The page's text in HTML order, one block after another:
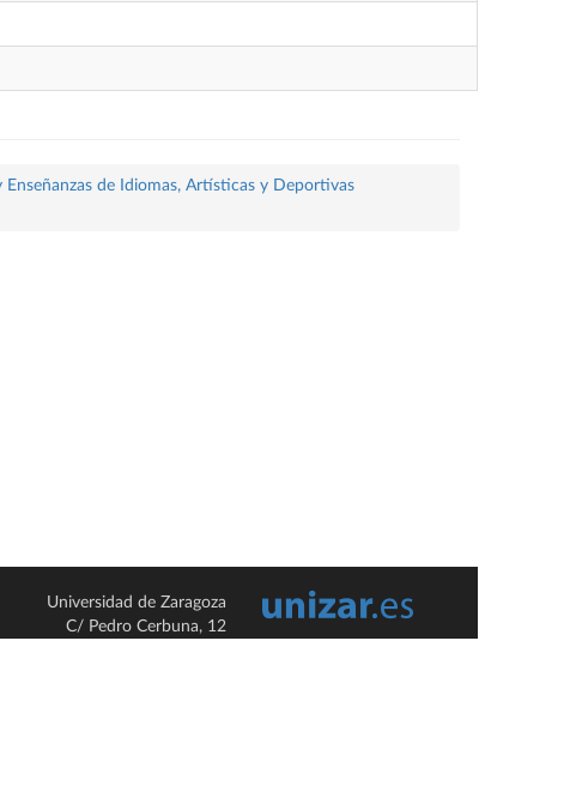
de Idiomas, Artísticas y Deportivas
Universidad de Zaragoza
C/ Pedro Cerbuna, 12